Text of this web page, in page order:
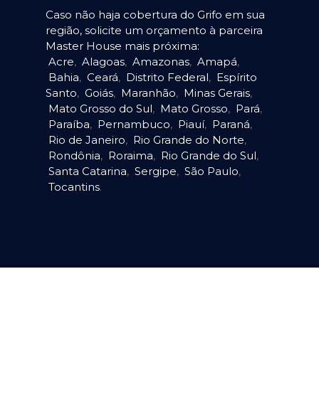
Caso não haja cobertura do Grifo em sua
região, solicite um orçamento à parceira
Master House mais próxima:
Acre, Alagoas, Amazonas, Amapá,
Bahia, Ceará, Distrito Federal, Espírito
Santo, Goiás, Maranhão, Minas Gerais,
Mato Grosso do Sul, Mato Grosso, Pará,
Paraíba, Pernambuco, Piauí, Paraná,
Rio de Janeiro, Rio Grande do Norte,
Rondônia, Roraima, Rio Grande do Sul,
Santa Catarina, Sergipe, São Paulo,
Tocantins.